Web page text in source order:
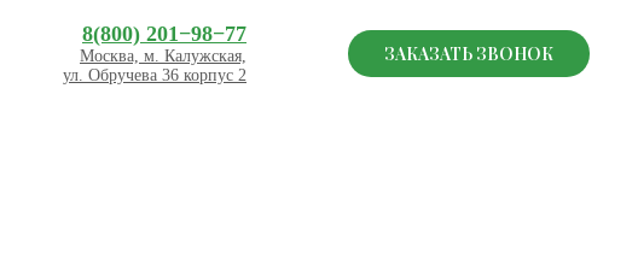
8(800) 201−98−77
Москва, м. Калужская,
ул. Обручева 36 корпус 2
ЗАКАЗАТЬ ЗВОНОК